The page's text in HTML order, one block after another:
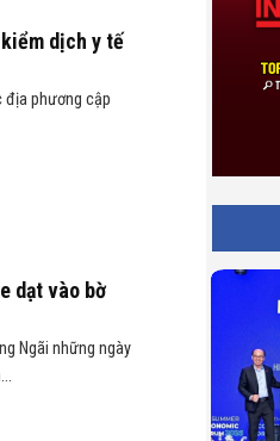
dịch y tế
địa phương cập
dạt vào bờ
Ngãi những ngày